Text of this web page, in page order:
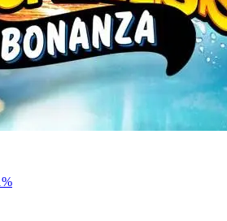
%